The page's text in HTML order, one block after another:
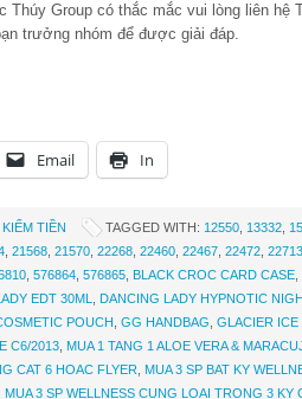
Thúy Group có thắc mắc vui lòng liên hệ
trưởng nhóm để được giải đáp.
Email In
KIẾM TIỀN TAGGED WITH: 12550 13332
21568 21570 22268 22460 22467 22472 22713
576864 576865 BLACK CROC CARD CASE
EDT 30ML
DANCING LADY HYPNOTIC
POUCH GG HANDBAG GLACIER ICE
C6/2013 MUA 1 TANG 1 ALOE VERA &
CAT 6 HOAC FLYER
MUA 3 SP BAT KY
MUA 3 SP WELLNESS CUNG LOAI TRONG 3 KY